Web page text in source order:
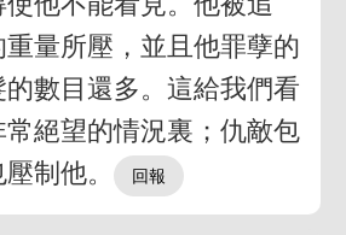
重量所壓，並且他罪孽的
數目還多。這給我們看
常絕望的情況裏；仇敵包
制他。